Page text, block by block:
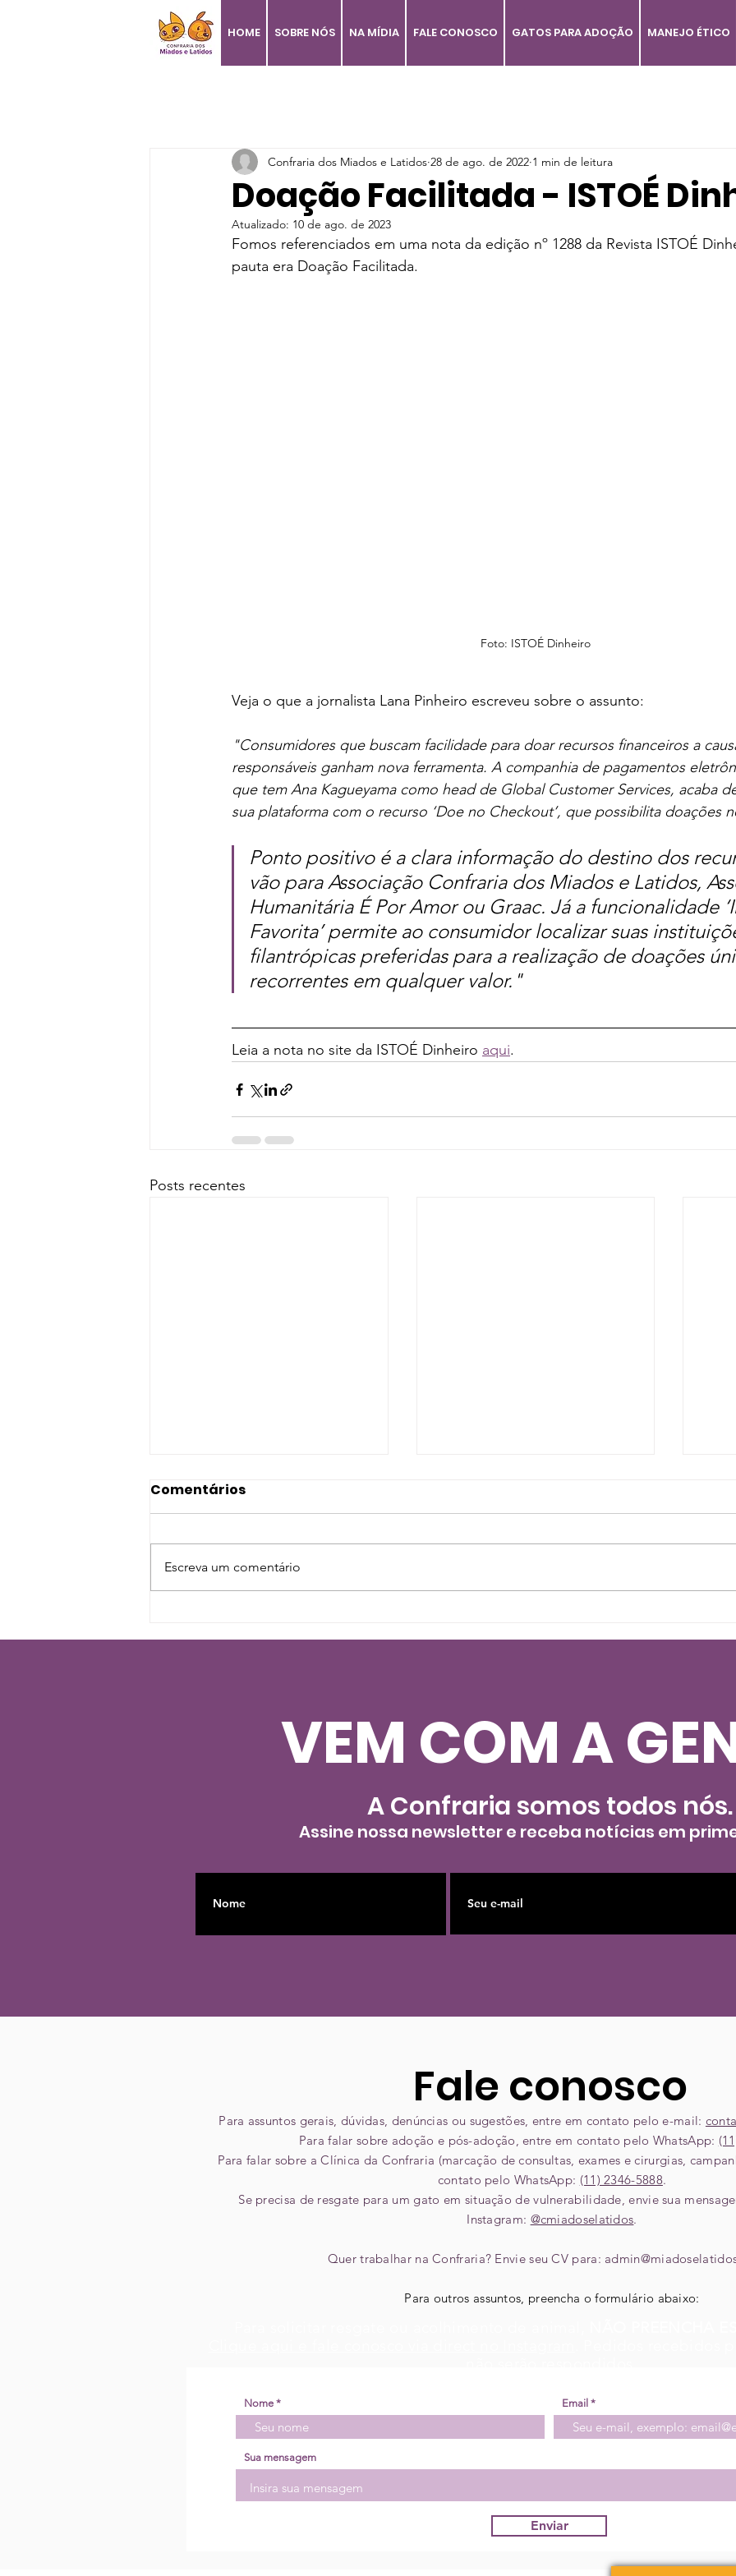
HOME SOBRE NÓS NA MÍDIA FALE CONOSCO GATOS PARA ADOÇÃO MANEJO ÉTICO
Doação Facilitada - ISTOÉ
Confraria dos Miados e Latidos 28 de ago. de 2022 1 min de leitura
Atualizado: 10 de ago. de 2023
Fomos referenciados em uma nota da edição nº 1288 da Revista ISTOÉ
pauta era Doação Facilitada.
Foto: ISTOÉ Dinheiro
Veja o que a jornalista Lana Pinheiro escreveu sobre o assunto:
"Consumidores que buscam facilidade para doar recursos financeiros a
responsáveis ganham nova ferramenta. A companhia de pagamentos
que tem Ana Kagueyama como head de Global Customer Services, acaba
sua plataforma com o recurso ‘Doe no Checkout’, que possibilita doações
Ponto positivo é a clara informação do destino dos
vão para Associação Confraria dos Miados e Latidos,
Humanitária É Por Amor ou Graac. Já a funcionalidade
Favorita’ permite ao consumidor localizar suas
filantrópicas preferidas para a realização de doações
recorrentes em qualquer valor."
Leia a nota no site da ISTOÉ Dinheiro aqui.
Posts recentes
Confraria no Jornal da
de Gatos: Confraria no
Comentários
Escreva um comentário
VEM COM A
A Confraria somos todos nós.
Assine nossa newsletter e receba notícias em
Fale conosco
Para assuntos gerais, dúvidas, denúncias ou sugestões, entre em contato pelo e-mail:
Para falar sobre adoção e pós-adoção, entre em contato pelo WhatsApp:
Para falar sobre a Clínica da Confraria (marcação de consultas, exames e cirurgias,
contato pelo WhatsApp: (11) 2346-5888.
Se precisa de resgate para um gato em situação de vulnerabilidade, envie sua
Instagram: @cmiadoselatidos.
Quer trabalhar na Confraria? Envie seu CV para:
Para outros assuntos, preencha o formulário abaixo:
Nome Email
Sua mensagem
Enviar